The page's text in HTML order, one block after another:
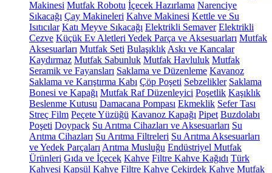
Makinesi Mutfak Robotu İçecek Hazırlama Narenciye
Sıkacağı Çay Makineleri Kahve Makinesi Kettle ve Su
Isıtıcılar Katı Meyve Sıkacağı Elektrikli Semaver Elektrikli
Cezve Küçük Ev Aletleri Yedek Parça ve Aksesuarları Mutfak
Aksesuarları Mutfak Seti Bulaşıklık Askı ve Kancalar
Kaydırmaz Mutfak Sabunluk Mutfak Havluluk Mutfak
Seramik ve Fayansları Saklama ve Düzenleme Kavanoz
Saklama ve Karıştırma Kabı Çöp Poşeti Sebzelikler Saklama
Bonesi ve Kapağı Mutfak Raf Düzenleyici Poşetlik Kaşıklık
Beslenme Kutusu Damacana Pompası Ekmeklik Sefer Tası
Streç Film Peçete Yüzüğü Kavanoz Kapağı Pipet Buzdolabı
Poşeti Doypack Su Arıtma Cihazları ve Aksesuarları Su
Arıtma Cihazları Su Arıtma Filtreleri Su Arıtma Aksesuarları
ve Yedek Parçaları Arıtma Musluğu Endüstriyel Mutfak
Ürünleri Gıda ve İçecek Kahve Filtre Kahve Kağıdı Türk
Kahvesi Kapsül Kahve Filtre Kahve Çekirdek Kahve Mutfak